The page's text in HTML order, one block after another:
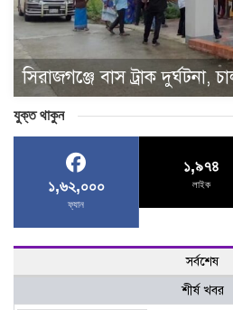
সিরাজগঞ্জে বাস ট্রাক দুর্ঘটনা,
যুক্ত থাকুন
১,৬২,০০০
ফ্যান
১,৯৭৪
লাইক
সর্বশেষ
শীর্ষ খবর